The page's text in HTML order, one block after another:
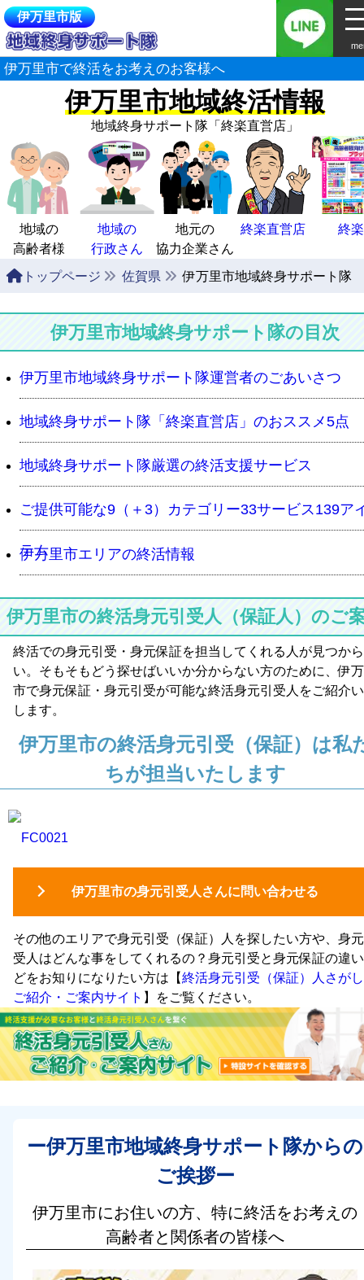
伊万里市版
伊万里市で終活をお考えのお客様へ
伊万里市地域終活情報
地域終身サポート隊 「終楽直営店」
地域の
高齢者様
地域の
行政さん
地元の
協力企業さん
終楽直営店 終楽
トップページ 佐賀県 伊万里市地域終身サポート隊
伊万里市地域終身サポート隊の目次
伊万里市地域終身サポート隊運営者のごあいさつ
地域終身サポート隊「終楽直営店」のおススメ5点
地域終身サポート隊厳選の終活支援サービス
ご提供可能な9（＋3）カテゴリー33サービス139ア
テム
伊万里市エリアの終活情報
伊万里市の終活身元引受人（保証人）のご
終活での身元引受・身元保証を担当してくれる人が見つか
い。そもそもどう探せばいいか分からない方のために、伊
市で身元保証・身元引受が可能な終活身元引受人をご紹介
します。
伊万里市の終活身元引受（保証）は私
ちが担当いたします
FC0021
伊万里市の身元引受人さんに問い合わせる
その他のエリアで身元引受（保証）人を探したい方や、身
受人はどんな事をしてくれるの？身元引受と身元保証の違
どをお知りになりたい方は【終活身元引受（保証）人さが
ご紹介・ご案内サイト 】をご覧ください。
ー伊万里市地域終身サポート隊からの
ご挨拶ー
伊万里市にお住いの方、特に終活をお考えの
高齢者と関係者の皆様へ